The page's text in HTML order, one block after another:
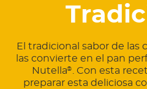
El tradicional sabor de las
las convierte en el pan
Nutella® . Con esta
preparar esta deliciosa